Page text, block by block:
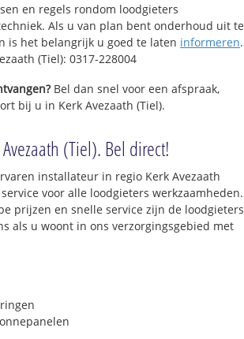
en regels rondom loodgieters
Als u van plan bent onderhoud uit te
is het belangrijk u goed te laten informeren.
(Tiel): 0317-228004
Bel dan snel voor een afspraak,
bij u in Kerk Avezaath (Tiel).
(Tiel). Bel direct!
installateur in regio Kerk Avezaath
voor alle loodgieters werkzaamheden.
prijzen en snelle service zijn de loodgieters
als u woont in ons verzorgingsgebied met